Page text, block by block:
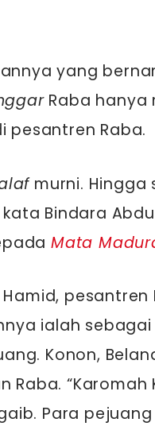
yang
Raba hanya
pesantren Raba.
murni. Hingga
Bindara
Mata
pesantren
ialah
Konon,
“Karomah
Para